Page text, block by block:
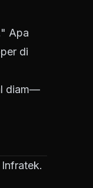
Apa
di
diam—